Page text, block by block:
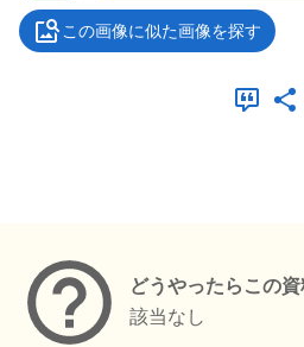
この画像に似た画像を探す
どうやったらこの
該当なし